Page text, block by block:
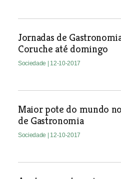
Jornadas de
Coruche até domingo
Sociedade | 12-10-2017
Maior pote do mundo
de Gastronomia
Sociedade | 12-10-2017